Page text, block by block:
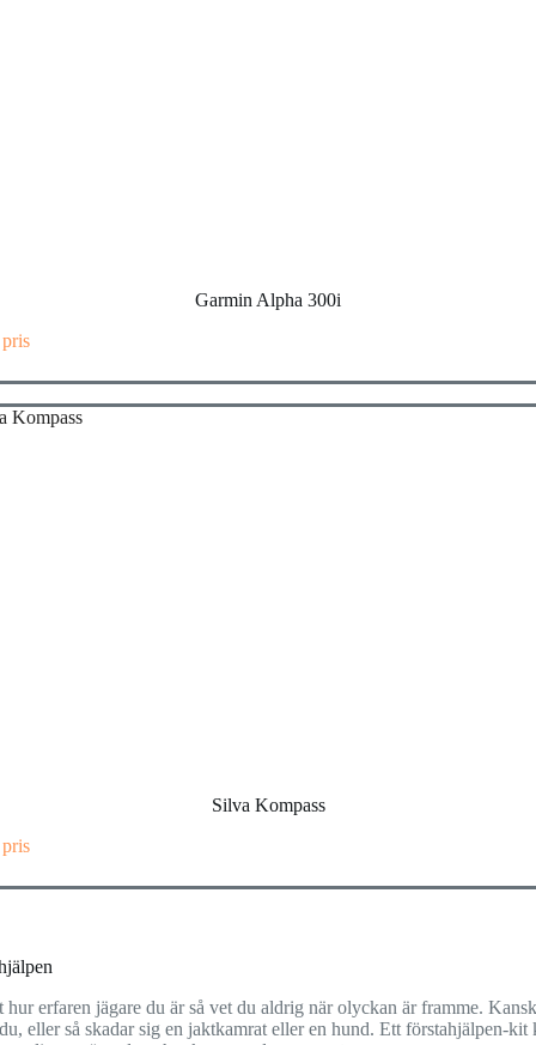
Garmin Alpha 300i
Silva Kompass
hur erfaren jägare du är så vet du aldrig när olyckan är framme.
eller så skadar sig en jaktkamrat eller en hund. Ett förstahjälpen-kit